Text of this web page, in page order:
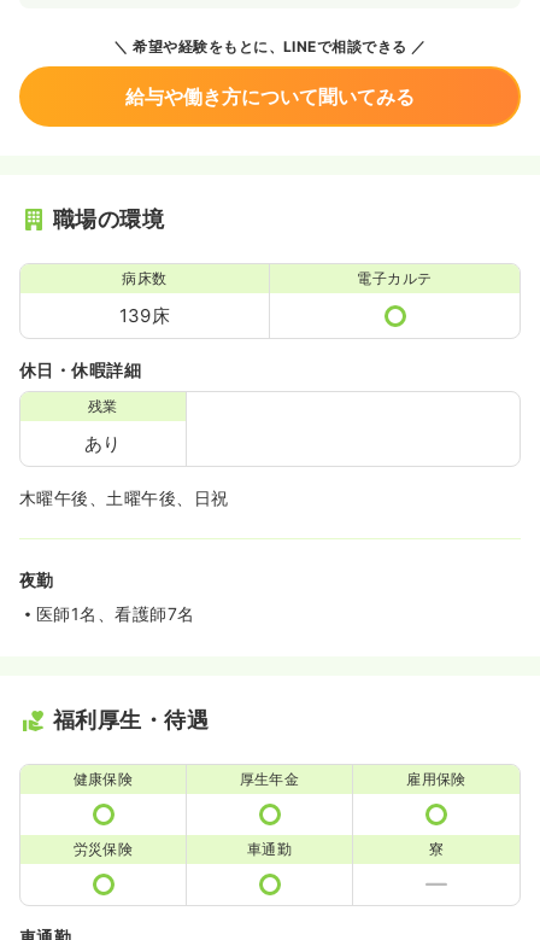
希望や経験をもとに、LINEで相談できる
給与や働き方について聞いてみる
職場の環境
病床数
139床
電子カルテ
休日・休暇詳細
残業
あり
木曜午後、土曜午後、日祝
夜勤
医師1名、看護師7名
福利厚生・待遇
健康保険 厚生年金 雇用保険
労災保険 車通勤 寮